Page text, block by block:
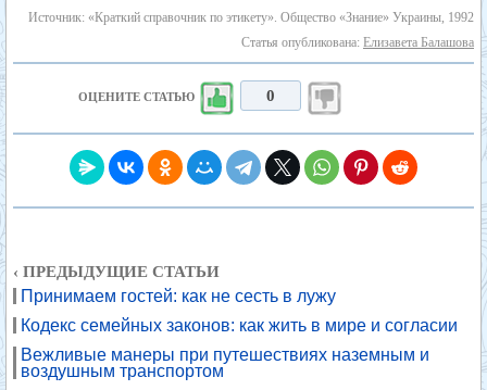
Источник: «Краткий справочник по этикету». Общество «Знание» Украины, 1992
Статья опубликована: Елизавета Балашова
ОЦЕНИТЕ СТАТЬЮ 0
‹ ПРЕДЫДУЩИЕ СТАТЬИ
Принимаем гостей: как не сесть в лужу
Кодекс семейных законов: как жить в мире и согласии
Вежливые манеры при путешествиях наземным и
воздушным транспортом